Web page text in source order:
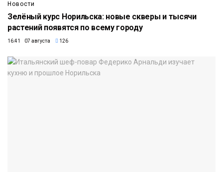
Новости
Зелёный курс Норильска: новые скверы и тысячи
растений появятся по всему городу
16:41 07 августа 126